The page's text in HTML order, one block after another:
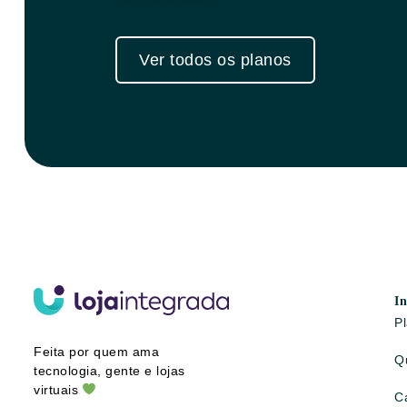
Ver todos os planos
Feita por quem ama
tecnologia, gente e lojas
virtuais